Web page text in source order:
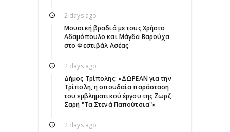
2 days ago
Μουσική βραδιά με τους Χρήστο
Αδαμόπουλο και Μάγδα Βαρούχα
στο Φεστιβάλ Ασέας
2 days ago
Δήμος Τρίπολης: «ΔΩΡΕΑΝ για την
Τρίπολη, η σπουδαία παράσταση
του εμβληματικού έργου της Ζωρζ
Σαρή "Τα Στενά Παπούτσια"»
2 days ago